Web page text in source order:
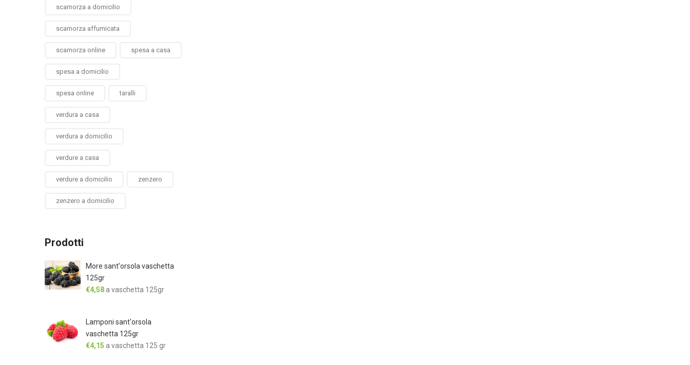
scamorza a domicilio
scamorza affumicata
scamorza online spesa a casa
spesa a domicilio
spesa online taralli
verdura a casa
verdura a domicilio
verdure a casa
verdure a domicilio zenzero
zenzero a domicilio
Prodotti
More sant'orsola vaschetta
125gr
€4,58 a vaschetta 125gr
Lamponi sant'orsola
vaschetta 125gr
€4,15 a vaschetta 125 gr